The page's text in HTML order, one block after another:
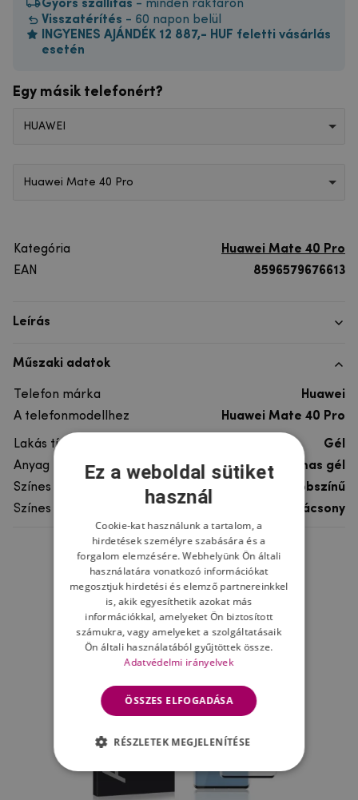
Gyors szállítás - minden raktáron
Visszatérítés - 60 napon belül
INGYENES AJÁNDÉK 12 887,- HUF feletti vásárlás
esetén
Egy másik telefonért?
HUAWEI
Huawei Mate 40 Pro
Kategória
Huawei Mate 40 Pro
EAN
8596579676613
Leírás
Műszaki adatok
Telefon márka
Huawei
A telefonmodellhez
Huawei Mate 40 Pro
Lakás típusa
Gél
Anyag
rugalmas gél
Színes
többszínű
Színes motívum
Karácsony
Ne felejtsd el
Ez a weboldal sütiket
használ
Cookie-kat használunk a tartalom, a
hirdetések személyre szabására és a
forgalom elemzésére. Webhelyünk Ön általi
használatára vonatkozó információkat
megosztjuk hirdetési és elemző partnereinkkel
is, akik egyesíthetik azokat más
információkkal, amelyeket Ön biztosított
számukra, vagy amelyeket a szolgáltatásaik
Ön általi használatából gyűjtöttek össze.
Adatvédelmi irányelvek
ÖSSZES ELFOGADÁSA
RÉSZLETEK MEGJELENÍTÉSE